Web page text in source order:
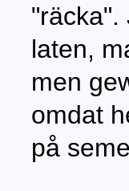
"räcka".
laten,
men
omdat
på